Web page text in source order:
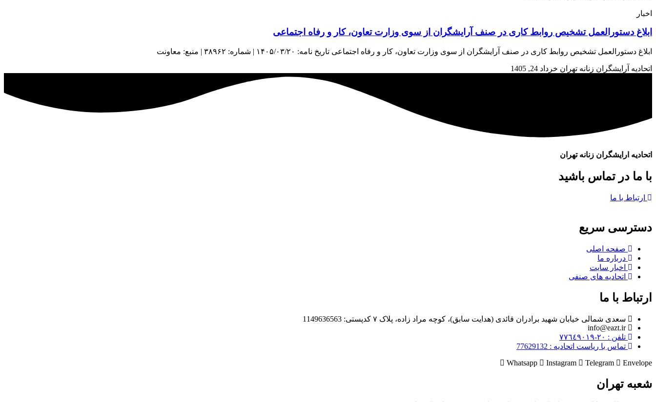
اخبار
ابلاغ دستورالعمل تشخیص روابط کاری در صنف آرایشگران از سوی وزارت تعاون، کار و رفاه اجتماعی
ابلاغ دستورالعمل تشخیص روابط کاری در صنف آرایشگران از سوی وزارت تعاون، کار و رفاه اجتماعی تاریخ نامه: ۱۴۰۵/۰۳/۲۰ | شماره: ۳۸۹۶۲ | منبع: معاونت
اتحادیه آرایشگران زنانه تهران خرداد 24, 1405
اتحادیه ارایشگران زنانه تهران
با ما در تماس باشید
ارتباط با ما
دسترسی سریع
صفحه اصلی
درباره ما
اخبار سایت
اتحادیه های صنفی
ارتباط با ما
سعدی شمالی خیابان شهید برادران قائدی (هدایت سابق)، کوچه مراد زاده، پلاک ۷ کدپستی: 1149636563
info@eazt.ir
تلفن : ٢٠-٧٧٦٤٩٠١٩
تماس با ریاست اتحادیه : 77629132
Whatsapp
Instagram Telegram Envelope
شعبه تهران